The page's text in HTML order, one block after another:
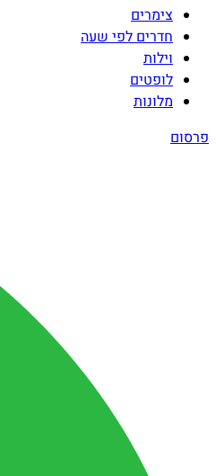
צימרים
חדרים לפי שעה
וילות
לופטים
מלונות
פרסום